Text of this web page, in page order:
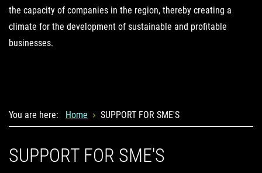
the capacity of companies in the region, thereby creating a
climate for the development of sustainable and profitable
businesses.
You are here: Home SUPPORT FOR SME'S
SUPPORT FOR SME'S